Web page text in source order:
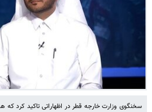
سخنگوی وزارت خارجه قطر در اظهاراتی تاکید کرد